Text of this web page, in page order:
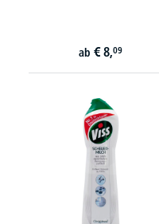
ab € 8,09